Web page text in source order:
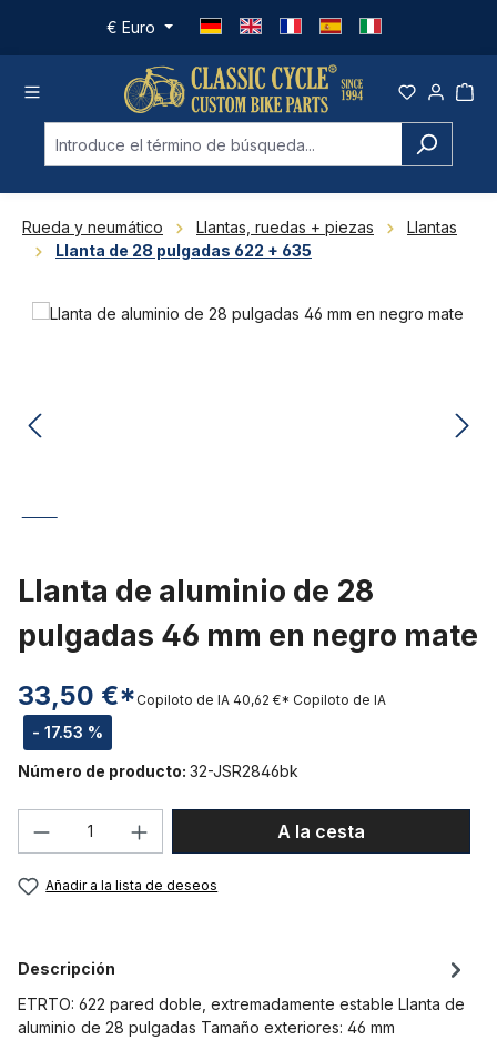
Saltar al contenido principal
€ Euro
Rueda y neumático Llantas, ruedas + piezas
Llantas
Llanta de 28 pulgadas 622 + 635
Omitir galería de imágenes
Llanta de aluminio de 28
pulgadas 46 mm en negro mate
33,50 €*
- 17.53 %
Copiloto de IA 40,62 €* Copiloto de IA
Número de producto: 32-JSR2846bk
Cantidad del producto: introduce la
A la cesta
Añadir a la lista de deseos
Descripción
ETRTO: 622 pared doble, extremadamente estable Llanta de
aluminio de 28 pulgadas Tamaño exteriores: 46 mm